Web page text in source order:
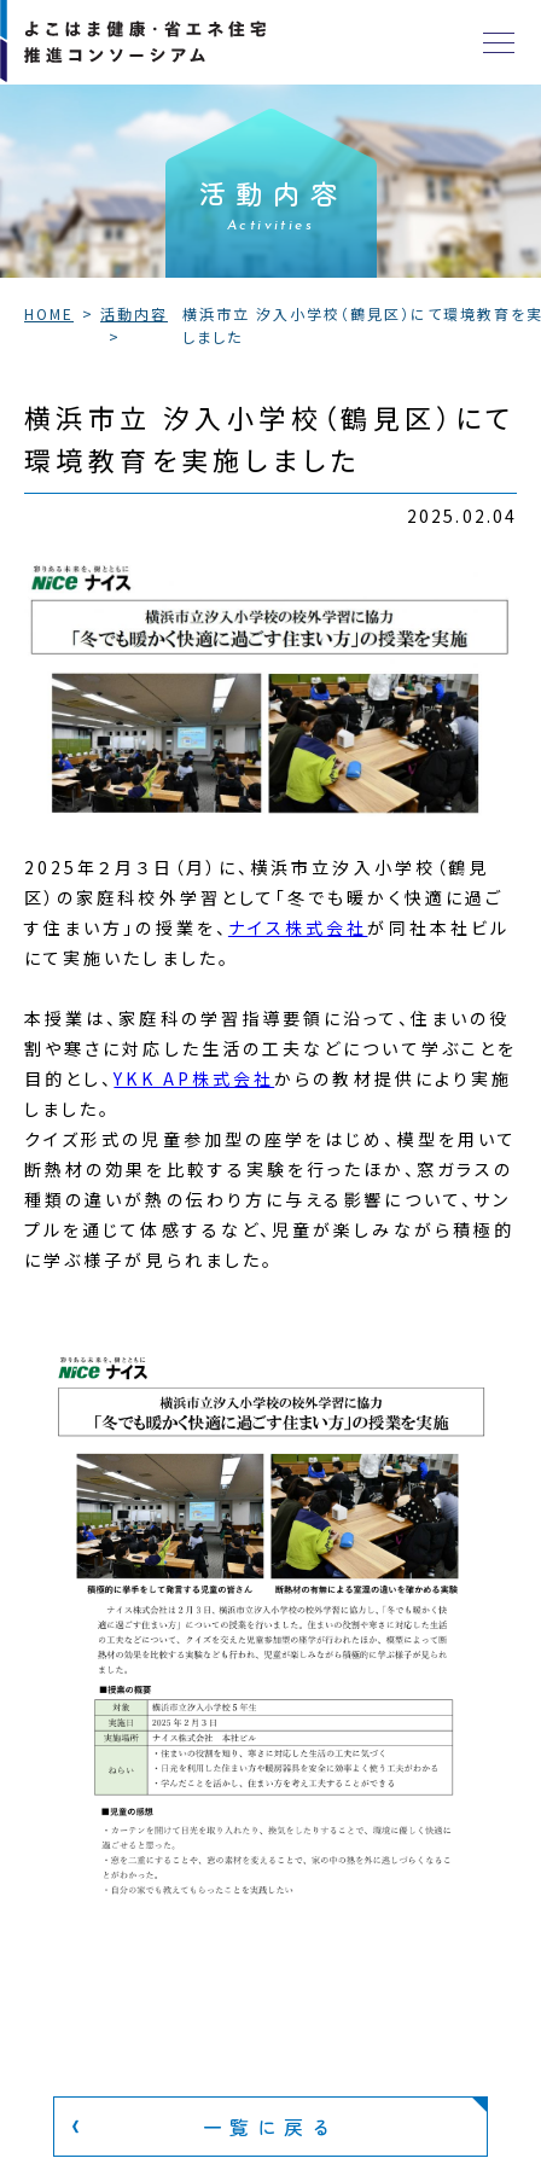
活動内容
Activities
HOME 活動内容
横浜市立 汐入小学校（鶴見区）にて環境教育を
しました
横浜市立 汐入小学校（鶴見区）にて
環境教育を実施しました
2025.02.04
2025年２月３日（月）に、横浜市立汐入小学校（鶴見
区）の家庭科校外学習として「冬でも暖かく快適に過ご
す住まい方」の授業を、 ナイス株式会社が同社本社ビル
にて実施いたしました。
本授業は、家庭科の学習指導要領に沿って、住まいの役
割や寒さに対応した生活の工夫などについて学ぶことを
目的とし、YKK AP株式会社からの教材提供により実施
しました。
クイズ形式の児童参加型の座学をはじめ、模型を用いて
断熱材の効果を比較する実験を行ったほか、窓ガラスの
種類の違いが熱の伝わり方に与える影響について、サン
プルを通じて体感するなど、児童が楽しみながら積極的
に学ぶ様子が見られました。
一覧に戻る